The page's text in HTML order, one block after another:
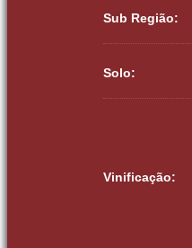
Sub Região:
Solo:
Vinificação: